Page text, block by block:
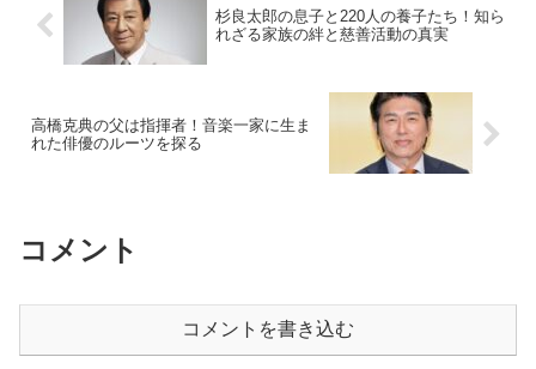
杉良太郎の息子と220人の養子たち！知ら
れざる家族の絆と慈善活動の真実
高橋克典の父は指揮者！音楽一家に生ま
れた俳優のルーツを探る
コメント
コメントを書き込む